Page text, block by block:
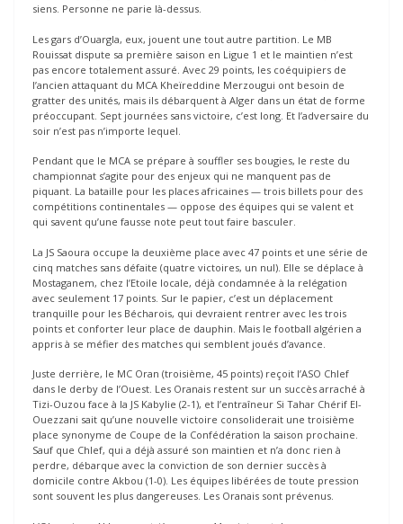
siens. Personne ne parie là-dessus.
Les gars d’Ouargla, eux, jouent une tout autre partition. Le MB
Rouissat dispute sa première saison en Ligue 1 et le maintien n’est
pas encore totalement assuré. Avec 29 points, les coéquipiers de
l’ancien attaquant du MCA Kheïreddine Merzougui ont besoin de
gratter des unités, mais ils débarquent à Alger dans un état de forme
préoccupant. Sept journées sans victoire, c’est long. Et l’adversaire du
soir n’est pas n’importe lequel.
Pendant que le MCA se prépare à souffler ses bougies, le reste du
championnat s’agite pour des enjeux qui ne manquent pas de
piquant. La bataille pour les places africaines — trois billets pour des
compétitions continentales — oppose des équipes qui se valent et
qui savent qu’une fausse note peut tout faire basculer.
La JS Saoura occupe la deuxième place avec 47 points et une série de
cinq matches sans défaite (quatre victoires, un nul). Elle se déplace à
Mostaganem, chez l’Etoile locale, déjà condamnée à la relégation
avec seulement 17 points. Sur le papier, c’est un déplacement
tranquille pour les Bécharois, qui devraient rentrer avec les trois
points et conforter leur place de dauphin. Mais le football algérien a
appris à se méfier des matches qui semblent joués d’avance.
Juste derrière, le MC Oran (troisième, 45 points) reçoit l’ASO Chlef
dans le derby de l’Ouest. Les Oranais restent sur un succès arraché à
Tizi-Ouzou face à la JS Kabylie (2-1), et l’entraîneur Si Tahar Chérif El-
Ouezzani sait qu’une nouvelle victoire consoliderait une troisième
place synonyme de Coupe de la Confédération la saison prochaine.
Sauf que Chlef, qui a déjà assuré son maintien et n’a donc rien à
perdre, débarque avec la conviction de son dernier succès à
domicile contre Akbou (1-0). Les équipes libérées de toute pression
sont souvent les plus dangereuses. Les Oranais sont prévenus.